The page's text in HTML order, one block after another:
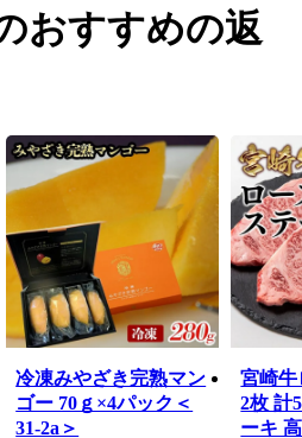
マンショが誕生した国の史跡
跡」があるなど歴史ロマンあ
菜の花、夏はひまわり、秋は
光地です。また、野球やサッ
プロ・アマチュアチームのス
知られています。
ら生み出される農畜産物は、
ます。
おすすめの返
冷凍みやざき完熟マン
ゴー 70ｇ×4パック＜
31-2a＞
宮崎牛
2枚 計
ーキ